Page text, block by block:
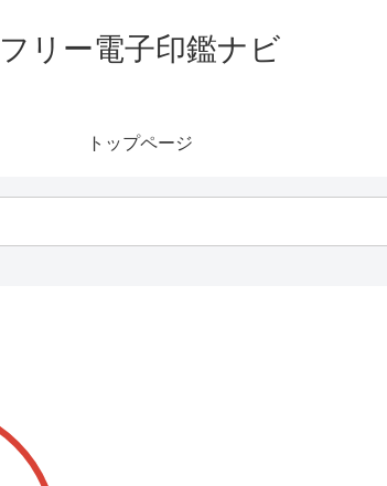
フリー電子印鑑ナビ
トップページ